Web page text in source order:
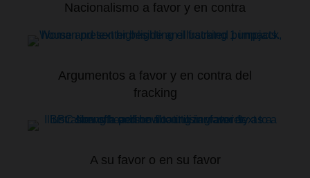
Nacionalismo a favor y en contra
Argumentos a favor y en contra del
fracking
A su favor o en su favor